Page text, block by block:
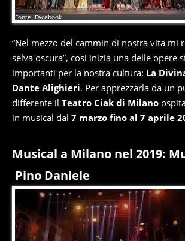
Fonte: Facebook
“Nel mezzo del cammin di nostra vita mi
selva oscura”, così inizia una delle opere
importanti per la nostra cultura: La
Dante Alighieri. Per apprezzarla da un
differente il Teatro Ciak di Milano
in musical dal 7 marzo fino al 7 aprile
Musical a Milano nel 2019:
Pino Daniele